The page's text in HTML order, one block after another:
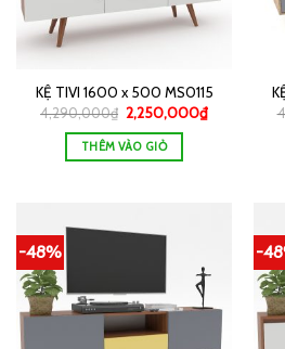
KỆ TIVI 1600 x 500 MS0115
4,290,000₫ 2,250,000₫
THÊM VÀO GIỎ
-48% -